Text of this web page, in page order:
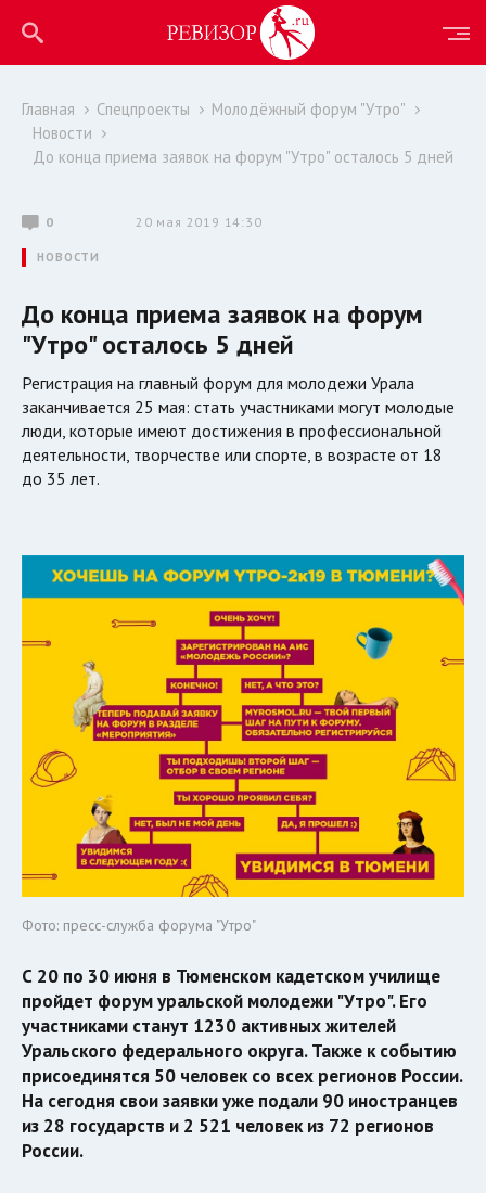
Главная Спецпроекты
Молодёжный форум "Утро"
Новости
До конца приема заявок на форум "Утро" осталось 5 дней
0 20 мая 2019 14:30
НОВОСТИ
До конца приема заявок на форум
"Утро" осталось 5 дней
Регистрация на главный форум для молодежи Урала
заканчивается 25 мая: стать участниками могут молодые
люди, которые имеют достижения в профессиональной
деятельности, творчестве или спорте, в возрасте от 18
до 35 лет.
Фото: пресс-служба форума "Утро"
С 20 по 30 июня в Тюменском кадетском училище
пройдет форум уральской молодежи "Утро". Его
участниками станут 1230 активных жителей
Уральского федерального округа. Также к событию
присоединятся 50 человек со всех регионов России.
На сегодня свои заявки уже подали 90 иностранцев
из 28 государств и 2 521 человек из 72 регионов
России.